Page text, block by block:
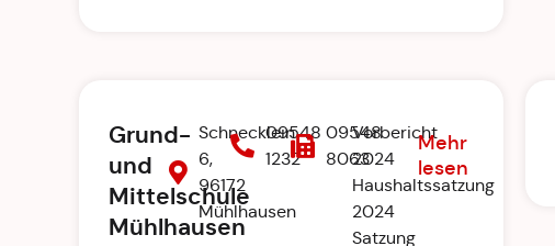
Grund-
und
Mittelschule
Mühlhausen
Schnecklein
6,
96172
Mühlhausen
09548
1232
09548
8063
Vorbericht
2024
Haushaltssatzung
2024
Satzung
Mehr
lesen